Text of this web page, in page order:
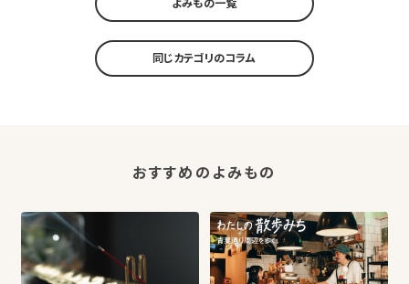
よみもの一覧
同じカテゴリのコラム
おすすめのよみもの